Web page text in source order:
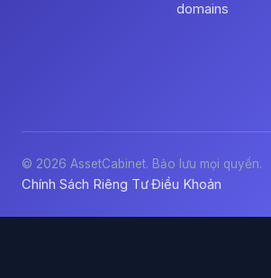
domains
© 2026 AssetCabinet. Bảo lưu mọi quyền.
Chính Sách Riêng Tư·Điều Khoản